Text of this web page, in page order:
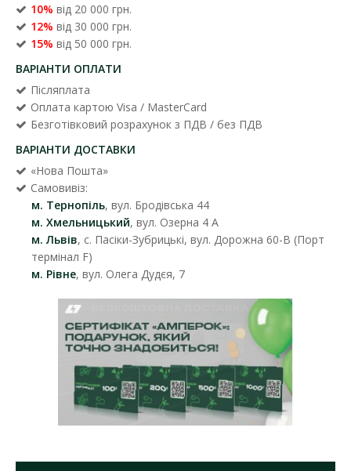
10% від 20 000 грн.
12% від 30 000 грн.
15% від 50 000 грн.
ВАРІАНТИ ОПЛАТИ
Післяплата
Оплата картою Visa / MasterCard
Безготівковий розрахунок з ПДВ / без ПДВ
ВАРІАНТИ ДОСТАВКИ
«Нова Пошта»
Самовивіз:
м. Тернопіль, вул. Бродівська 44
м. Хмельницький, вул. Озерна 4 А
м. Львів, с. Пасіки-Зубрицькі, вул. Дорожна 60-В (Порт
термінал F)
м. Рівне, вул. Олега Дудєя, 7